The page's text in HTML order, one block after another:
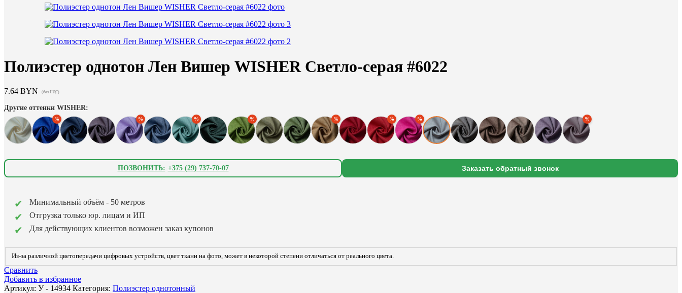
Полиэстeр однотон Лен Вишер WISHER Светло-серая #6022
7.64 BYN (без НДС)
Другие оттенки WISHER:
ПОЗВОНИТЬ: +375 (29) 737-70-07 Заказать обратный звонок
Минимальный объём - 50 метров
Отгрузка только юр. лицам и ИП
Для действующих клиентов возможен заказ купонов
Из-за различной цветопередачи цифровых устройств, цвет ткани на фото, может в некоторой степени отличаться от реального цвета.
Сравнить
Добавить в избранное
Артикул: У - 14934 Категория: Полиэстер однотонный